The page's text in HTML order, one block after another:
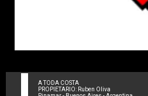
A TODA COSTA
PROPIETARIO: Ruben Oliva